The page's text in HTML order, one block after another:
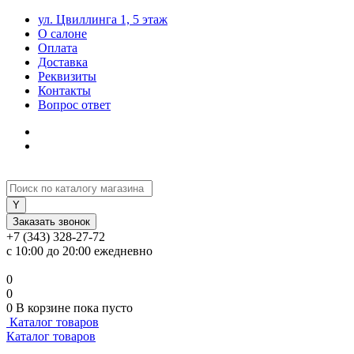
ул. Цвиллинга 1, 5 этаж
О салоне
Оплата
Доставка
Реквизиты
Контакты
Вопрос ответ
Заказать звонок
+7 (343) 328-27-72
с 10:00 до 20:00 ежедневно
0
0
0 В корзине пока пусто
Каталог товаров
Каталог товаров